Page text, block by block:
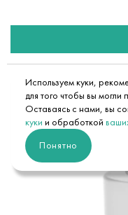
Используем куки,
для того чтобы вы могли
Оставаясь с нами, вы
куки и обработкой
Понятно